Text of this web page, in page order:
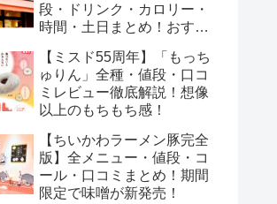
段・ドリンク・カロリー・
時間・土日まとめ！おすす
【ミスド55周年】「もっち
ゅりん」全種・値段・口コ
ミレビュー徹底解説！想像
以上のもちもち感！
【ちいかわラーメン豚完全
版】全メニュー・値段・コ
ール・口コミまとめ！期間
限定で味噌が新発売！